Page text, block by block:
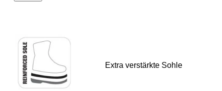
Extra verstärkte Sohle